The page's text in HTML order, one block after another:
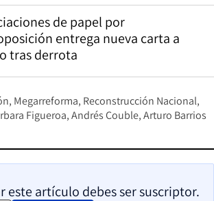
de papel por
entrega nueva carta a
tras derrota
Megarreforma Reconstrucción Nacional
Figueroa Andrés Couble Arturo Barrios
este artículo debes ser suscriptor.